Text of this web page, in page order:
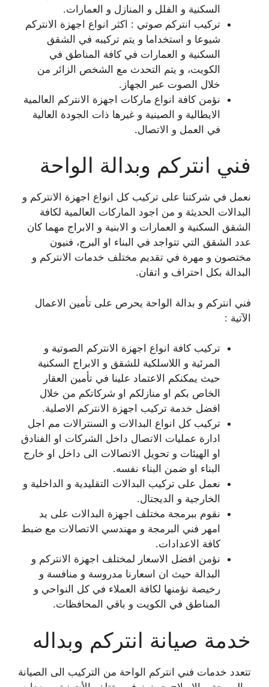
السكنية و الفلل و المنازل و العمارات.
تركيب انتركم صوتي : اكثر انواع اجهزة الانتركم
شيوعا و استخداما و يتم تركيبه في الشقق
السكنية و العمارات في كافة المناطق في
الكويت، و يتم التحدث مع الشخص الزائر من
خلال الصوت عبر الجهاز.
نؤمن كافة انواع ماركات اجهزة الانتركم العالمية
الايطالية و الصينية و غيرها ذات الجودة العالية
في العمل و الاتصال.
فني انتركم وبدالة الواحة
نعمل في شركتنا على تركيب كل انواع اجهزة الانتركم و
البدالات الحديثة و من اجود الماركات العالمية لكافة
الشقق السكنية و العمارات و الابنية و الابراج مهما كان
عدد الشقق التي تتواجد في البناء او البرج، فنيون
مختصون و مهرة في تقديم مختلف خدمات الانتركم و
البدالة بكل احتراف و اتقان.
فني انتركم و بدالة الواحة يحرص على تأمين الاعمال
الآتية :
تركيب كافة انواع اجهزة الانتركم الصوتية و
المرئية و اللاسلكية للشقق و الابراج السكنية
حيث يمكنكم الاعتماد علينا في تأمين العقار
الخاص بكم او منازلكم او شركاتكم من خلال
افضل خدمة تركيب اجهزة الانتركم الاصلية.
تركيب كل انواع البدالات و السنترالات مم اجل
ادارة عمليات الاتصال داخل الشركات او الفنادق
او الهيئات و تحويل الاتصالات الى داخل او خارج
البناء او ضمن البناء نفسه.
نعمل على تركيب البدالات التقليدية و الداخلية و
الخارجية و الديجتال.
نقوم ببرمجة مختلف اجهزة البدالات على يد
امهر فني البرمجة و مهندسي الاتصالات مع ضبط
كافة الاعدادات.
نؤمن افضل الاسعار لمختلف اجهزة الانتركم و
البدالة حيث ان اسعارنا مدروسة و منافسة و
رخيصة نؤمنها لكافة العملاء في كل النواحي و
المناطق في الكويت و باقي المحافظات.
خدمة صيانة انتركم وبداله
تتعدد خدمات فني انتركم الواحة من التركيب الى الصيانة